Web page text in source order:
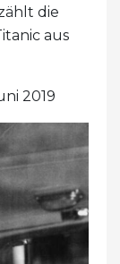
die
aus
2019